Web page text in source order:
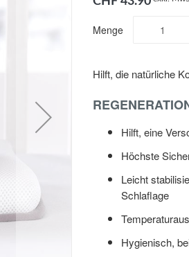
Menge
Hilft, die natürliche
Hilft, eine
Höchste
Leicht
Schlaflage
Hygienisch,